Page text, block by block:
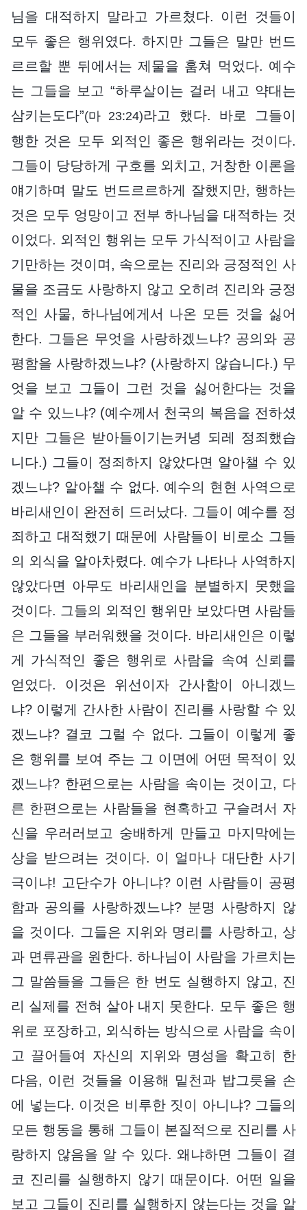
님을 대적하지 말라고 가르쳤다. 이런 것들이
모두 좋은 행위였다. 하지만 그들은 말만 번드
르르할 뿐 뒤에서는 제물을 훔쳐 먹었다. 예수
는 그들을 보고 “하루살이는 걸러 내고 약대는
삼키는도다”(마 23:24)라고 했다. 바로 그들이
행한 것은 모두 외적인 좋은 행위라는 것이다.
그들이 당당하게 구호를 외치고, 거창한 이론을
얘기하며 말도 번드르르하게 잘했지만, 행하는
것은 모두 엉망이고 전부 하나님을 대적하는 것
이었다. 외적인 행위는 모두 가식적이고 사람을
기만하는 것이며, 속으로는 진리와 긍정적인 사
물을 조금도 사랑하지 않고 오히려 진리와 긍정
적인 사물, 하나님에게서 나온 모든 것을 싫어
한다. 그들은 무엇을 사랑하겠느냐? 공의와 공
평함을 사랑하겠느냐? (사랑하지 않습니다.) 무
엇을 보고 그들이 그런 것을 싫어한다는 것을
알 수 있느냐? (예수께서 천국의 복음을 전하셨
지만 그들은 받아들이기는커녕 되레 정죄했습
니다.) 그들이 정죄하지 않았다면 알아챌 수 있
겠느냐? 알아챌 수 없다. 예수의 현현 사역으로
바리새인이 완전히 드러났다. 그들이 예수를 정
죄하고 대적했기 때문에 사람들이 비로소 그들
의 외식을 알아차렸다. 예수가 나타나 사역하지
않았다면 아무도 바리새인을 분별하지 못했을
것이다. 그들의 외적인 행위만 보았다면 사람들
은 그들을 부러워했을 것이다. 바리새인은 이렇
게 가식적인 좋은 행위로 사람을 속여 신뢰를
얻었다. 이것은 위선이자 간사함이 아니겠느
냐? 이렇게 간사한 사람이 진리를 사랑할 수 있
겠느냐? 결코 그럴 수 없다. 그들이 이렇게 좋
은 행위를 보여 주는 그 이면에 어떤 목적이 있
겠느냐? 한편으로는 사람을 속이는 것이고, 다
른 한편으로는 사람들을 현혹하고 구슬려서 자
신을 우러러보고 숭배하게 만들고 마지막에는
상을 받으려는 것이다. 이 얼마나 대단한 사기
극이냐! 고단수가 아니냐? 이런 사람들이 공평
함과 공의를 사랑하겠느냐? 분명 사랑하지 않
을 것이다. 그들은 지위와 명리를 사랑하고, 상
과 면류관을 원한다. 하나님이 사람을 가르치는
그 말씀들을 그들은 한 번도 실행하지 않고, 진
리 실제를 전혀 살아 내지 못한다. 모두 좋은 행
위로 포장하고, 외식하는 방식으로 사람을 속이
고 끌어들여 자신의 지위와 명성을 확고히 한
다음, 이런 것들을 이용해 밑천과 밥그릇을 손
에 넣는다. 이것은 비루한 짓이 아니냐? 그들의
모든 행동을 통해 그들이 본질적으로 진리를 사
랑하지 않음을 알 수 있다. 왜냐하면 그들이 결
코 진리를 실행하지 않기 때문이다. 어떤 일을
보고 그들이 진리를 실행하지 않는다는 것을 알